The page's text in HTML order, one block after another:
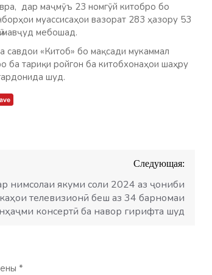
дар маҷмӯъ 23 номгӯй китобро бо
муассисаҳои вазорат 283 ҳазору 53
мавҷуд мебошад.
савдои «Китоб» бо мақсади мукаммал
тариқи ройгон ба китобхонаҳои шаҳру
шуд.
Следующая:
нимсолаи якуми соли 2024 аз ҷониби
телевизионӣ беш аз 34 барномаи
консертӣ ба навор гирифта шуд
*